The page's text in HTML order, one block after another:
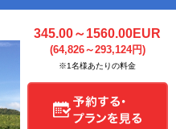
345.00～1560.00EUR
(64,826～293,124円)
※1名様あたりの料金